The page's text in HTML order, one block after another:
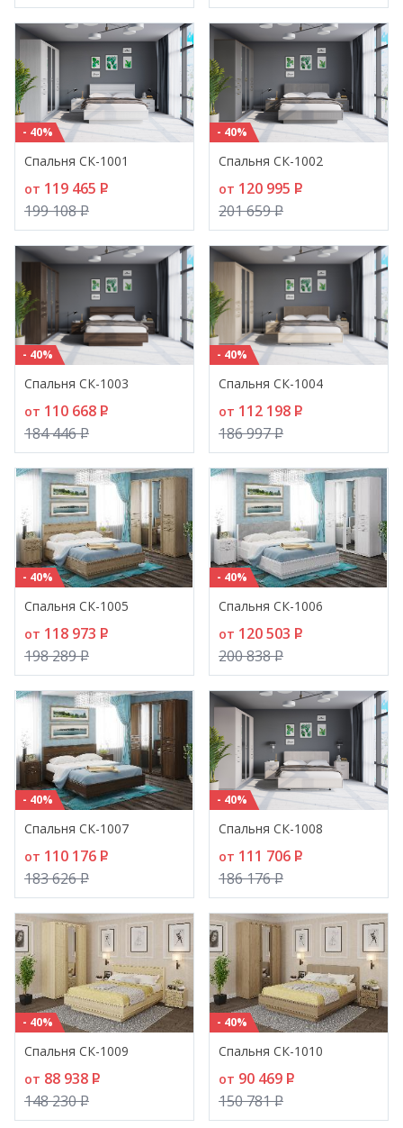
- 40%
Спальня СК-1001
от 119 465 P
199 108P
- 40%
Спальня СК-1002
от 120 995 P
201 659P
- 40%
Спальня СК-1003
от 110 668 P
184 446P
- 40%
Спальня СК-1004
от 112 198 P
186 997P
- 40%
Спальня СК-1005
от 118 973 P
198 289P
- 40%
Спальня СК-1006
от 120 503 P
200 838P
- 40%
Спальня СК-1007
от 110 176 P
183 626P
- 40%
Спальня СК-1008
от 111 706 P
186 176P
- 40%
Спальня СК-1009
от 88 938 P
148 230P
- 40%
Спальня СК-1010
от 90 469 P
150 781P